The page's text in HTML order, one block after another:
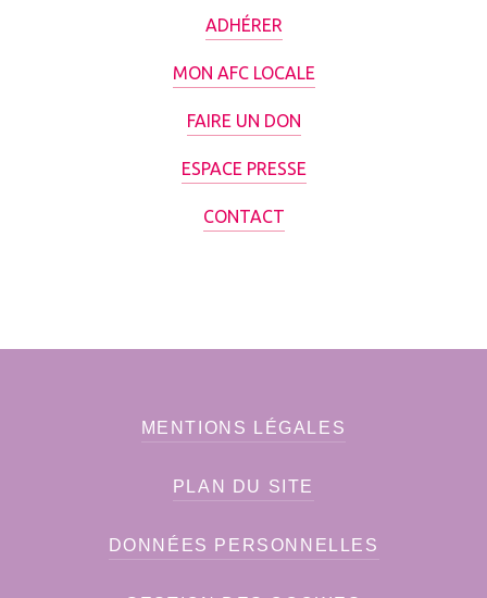
ADHÉRER
MON AFC LOCALE
FAIRE UN DON
ESPACE PRESSE
CONTACT
MENTIONS LÉGALES
PLAN DU SITE
DONNÉES PERSONNELLES